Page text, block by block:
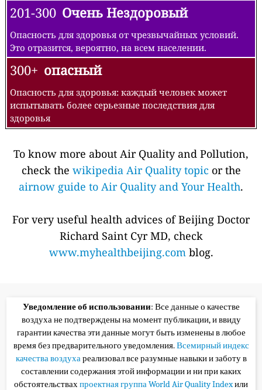
201-300 Очень Нездоровый
Опасность для здоровья от чрезвычайных условий.
Это отразится, вероятно, на всем населении.
300+ опасный
Опасность для здоровья: каждый человек может
испытывать более серьезные последствия для
здоровья
To know more about Air Quality and Pollution,
check the wikipedia Air Quality topic or the
airnow guide to Air Quality and Your Health.
For very useful health advices of Beijing Doctor
Richard Saint Cyr MD, check
www.myhealthbeijing.comblog.
Уведомление об использовании: Все данные о качестве
воздуха не подтверждены на момент публикации, и ввиду
гарантии качества эти данные могут быть изменены в любое
время без предварительного уведомления.Всемирный индекс
качества воздухареализовал все разумные навыки и заботу в
составлении содержания этой информации и ни при каких
обстоятельствахпроектная группа World Air Quality Indexили